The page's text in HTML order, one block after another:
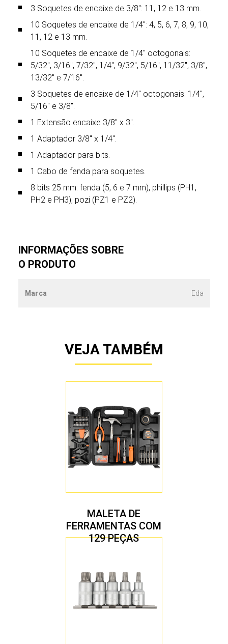
3 Soquetes de encaixe de 3/8″: 11, 12 e 13 mm.
10 Soquetes de encaixe de 1/4″: 4, 5, 6, 7, 8, 9, 10,
11, 12 e 13 mm.
10 Soquetes de encaixe de 1/4″ octogonais:
5/32″, 3/16″, 7/32″, 1/4″, 9/32″, 5/16″, 11/32″, 3/8″,
13/32″ e 7/16″.
3 Soquetes de encaixe de 1/4″ octogonais: 1/4″,
5/16″ e 3/8″.
1 Extensão encaixe 3/8″ x 3″.
1 Adaptador 3/8″ x 1/4″.
1 Adaptador para bits.
1 Cabo de fenda para soquetes.
8 bits 25 mm: fenda (5, 6 e 7 mm), phillips (PH1,
PH2 e PH3), pozi (PZ1 e PZ2).
INFORMAÇÕES SOBRE
O PRODUTO
Marca Eda
VEJA TAMBÉM
MALETA DE
FERRAMENTAS COM
129 PEÇAS